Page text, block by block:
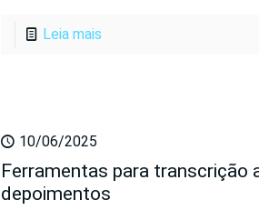
Leia mais
10/06/2025
Ferramentas para transcrição
depoimentos